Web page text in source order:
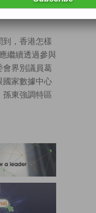
本地大學進行
，香港怎樣
繼續透過參與
會界別議員葛
國家數據中心
孫東強調特區